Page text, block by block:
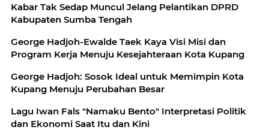
Kabar Tak Sedap Muncul Jelang Pelantikan DPRD
Kabupaten Sumba Tengah
George Hadjoh-Ewalde Taek Kaya Visi Misi dan
Program Kerja Menuju Kesejahteraan Kota Kupang
George Hadjoh: Sosok Ideal untuk Memimpin Kota
Kupang Menuju Perubahan Besar
Lagu Iwan Fals "Namaku Bento" Interpretasi Politik
dan Ekonomi Saat Itu dan Kini